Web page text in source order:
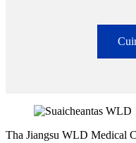
Tha Jiangsu WLD Medical